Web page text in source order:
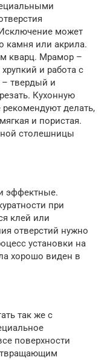
может
камня или акрила.
кварц. Мрамор –
и работа с
твердый и
Кухонную
делать,
и пористая.
столешницы
эффектные.
при
клей или
отверстий нужно
установки на
хорошо виден в
так же с
поверхности